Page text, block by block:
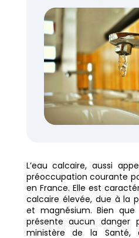
L’eau calcaire, aussi
préoccupation courante
en France. Elle est
calcaire élevée, due à la
et magnésium. Bien
présente aucun danger
ministère de la Santé,